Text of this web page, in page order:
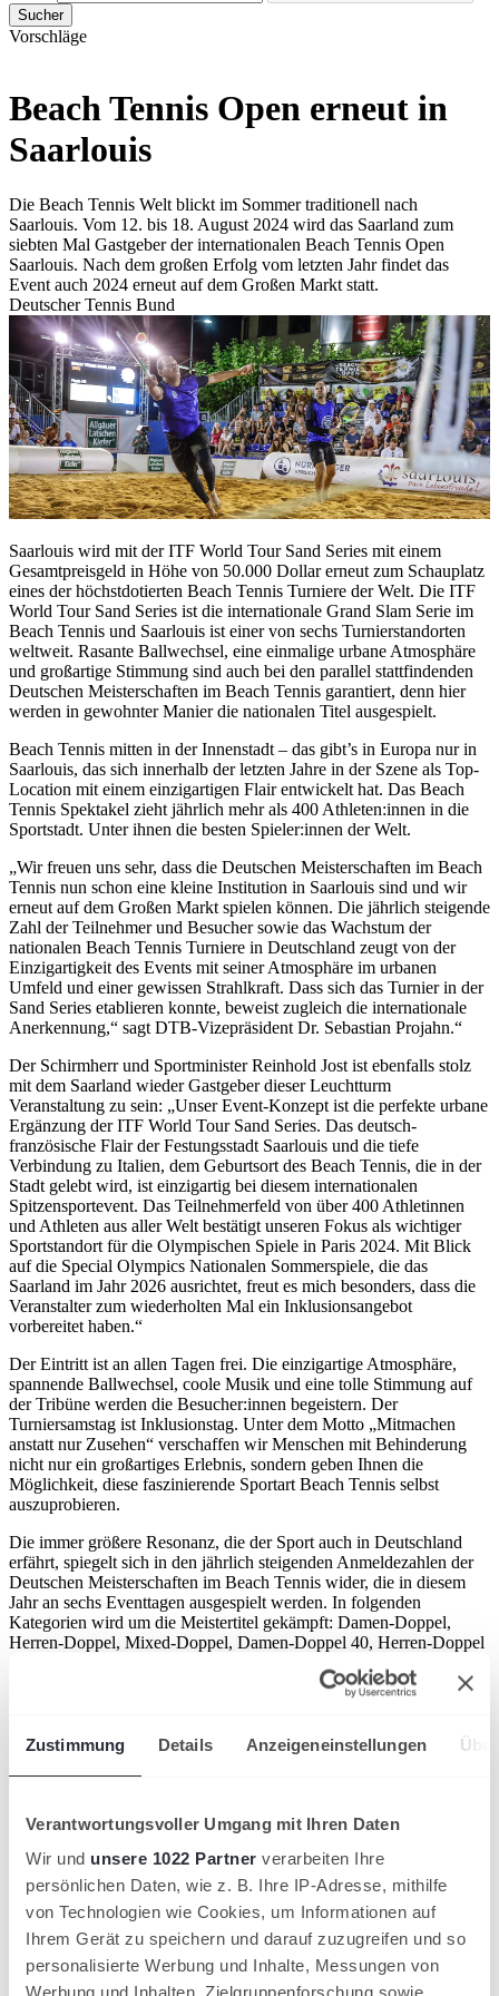
Zustimmung Details Anzeigeneinstellungen
Verantwortungsvoller Umgang mit Ihren Daten
Wir und unsere 1022 Partner verarbeiten Ihre
persönlichen Daten, wie z. B. Ihre IP-Adresse, mithilfe
von Technologien wie Cookies, um Informationen auf
Ihrem Gerät zu speichern und darauf zuzugreifen und so
personalisierte Werbung und Inhalte, Messungen von
Sucher
Vorschläge
Beach Tennis Open erneut in
Saarlouis
Die Beach Tennis Welt blickt im Sommer traditionell nach
Saarlouis. Vom 12. bis 18. August 2024 wird das Saarland zum
siebten Mal Gastgeber der internationalen Beach Tennis Open
Saarlouis. Nach dem großen Erfolg vom letzten Jahr findet das
Event auch 2024 erneut auf dem Großen Markt statt.
Deutscher Tennis Bund
Saarlouis wird mit der ITF World Tour Sand Series mit einem
Gesamtpreisgeld in Höhe von 50.000 Dollar erneut zum Schauplatz
eines der höchstdotierten Beach Tennis Turniere der Welt. Die ITF
World Tour Sand Series ist die internationale Grand Slam Serie im
Beach Tennis und Saarlouis ist einer von sechs Turnierstandorten
weltweit. Rasante Ballwechsel, eine einmalige urbane Atmosphäre
und großartige Stimmung sind auch bei den parallel stattfindenden
Deutschen Meisterschaften im Beach Tennis garantiert, denn hier
werden in gewohnter Manier die nationalen Titel ausgespielt.
Beach Tennis mitten in der Innenstadt – das gibt’s in Europa nur in
Saarlouis, das sich innerhalb der letzten Jahre in der Szene als Top-
Location mit einem einzigartigen Flair entwickelt hat. Das Beach
Tennis Spektakel zieht jährlich mehr als 400 Athleten:innen in die
Sportstadt. Unter ihnen die besten Spieler:innen der Welt.
„Wir freuen uns sehr, dass die Deutschen Meisterschaften im Beach
Tennis nun schon eine kleine Institution in Saarlouis sind und wir
erneut auf dem Großen Markt spielen können. Die jährlich steigende
Zahl der Teilnehmer und Besucher sowie das Wachstum der
nationalen Beach Tennis Turniere in Deutschland zeugt von der
Einzigartigkeit des Events mit seiner Atmosphäre im urbanen
Umfeld und einer gewissen Strahlkraft. Dass sich das Turnier in der
Sand Series etablieren konnte, beweist zugleich die internationale
Anerkennung,“ sagt DTB-Vizepräsident Dr. Sebastian Projahn.“
Der Schirmherr und Sportminister Reinhold Jost ist ebenfalls stolz
mit dem Saarland wieder Gastgeber dieser Leuchtturm
Veranstaltung zu sein: „Unser Event-Konzept ist die perfekte urbane
Ergänzung der ITF World Tour Sand Series. Das deutsch-
französische Flair der Festungsstadt Saarlouis und die tiefe
Verbindung zu Italien, dem Geburtsort des Beach Tennis, die in der
Stadt gelebt wird, ist einzigartig bei diesem internationalen
Spitzensportevent. Das Teilnehmerfeld von über 400 Athletinnen
und Athleten aus aller Welt bestätigt unseren Fokus als wichtiger
Sportstandort für die Olympischen Spiele in Paris 2024. Mit Blick
auf die Special Olympics Nationalen Sommerspiele, die das
Saarland im Jahr 2026 ausrichtet, freut es mich besonders, dass die
Veranstalter zum wiederholten Mal ein Inklusionsangebot
vorbereitet haben.“
Der Eintritt ist an allen Tagen frei. Die einzigartige Atmosphäre,
spannende Ballwechsel, coole Musik und eine tolle Stimmung auf
der Tribüne werden die Besucher:innen begeistern. Der
Turniersamstag ist Inklusionstag. Unter dem Motto „Mitmachen
anstatt nur Zusehen“ verschaffen wir Menschen mit Behinderung
nicht nur ein großartiges Erlebnis, sondern geben Ihnen die
Möglichkeit, diese faszinierende Sportart Beach Tennis selbst
auszuprobieren.
Die immer größere Resonanz, die der Sport auch in Deutschland
erfährt, spiegelt sich in den jährlich steigenden Anmeldezahlen der
Deutschen Meisterschaften im Beach Tennis wider, die in diesem
Jahr an sechs Eventtagen ausgespielt werden. In folgenden
Kategorien wird um die Meistertitel gekämpft: Damen-Doppel,
Herren-Doppel, Mixed-Doppel, Damen-Doppel 40, Herren-Doppel
Open in Saarlouis begrüßen dürfen. Die Athletinnen und Athleten
heißen wir in unserer Stadt herzlich Willkommen, gemeinsam mit
den Besuchern dürfen sie hier wieder das besondere Ambiente und
als innovatives Veranstaltungskonzept begonnen hat, hat sich nicht
Bedeutung gewonnen – die Beach Tennis Open sind ein Event, auf
das wir stolz sind in der Sportstadt Saarlouis,“ sagt Carsten Quirin,
Bürgermeister der Stadt Saarlouis.
Der mittlerweile etablierte Amateur Cup der Stadt Saarlouis und die
„Open Courts“ sowie der in 2024 erstmals durchgeführte Kids Cup
am Auftakttag runden das Programm für Profi-Spieler:innen über